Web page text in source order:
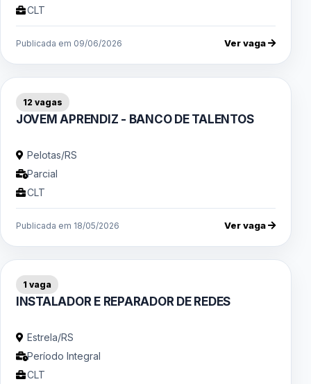
CLT
Publicada em 09/06/2026 Ver vaga
12 vagas
JOVEM APRENDIZ - BANCO DE TALENTOS
Pelotas/RS
Parcial
CLT
Publicada em 18/05/2026 Ver vaga
1 vaga
INSTALADOR E REPARADOR DE REDES
Estrela/RS
Período Integral
CLT